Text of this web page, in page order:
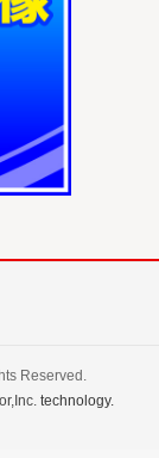
Reserved.
technology.